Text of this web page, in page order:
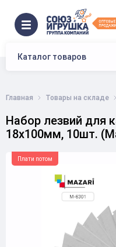
Каталог товаров
Главная Товары на складе
Набор лезвий для
18х100мм, 10шт.
Плати потом